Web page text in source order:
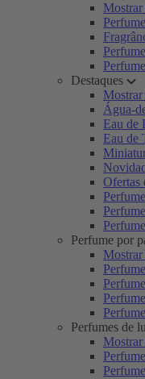
Destaques
Água-
Eau de
Eau de
Ofertas
Perfume por
Perfumes de